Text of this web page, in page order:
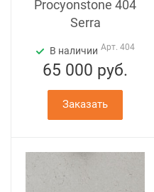
Procyonstone 404
Serra
В наличии Арт. 404
65 000 руб.
Заказать